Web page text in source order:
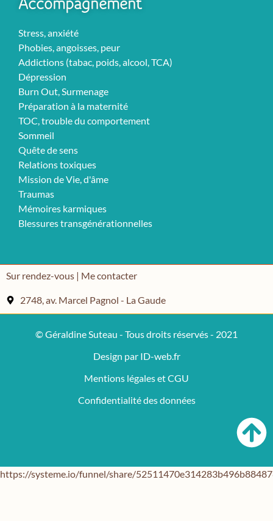
Accompagnement
Stress, anxiété
Phobies, angoisses, peur
Addictions (tabac, poids, alcool, TCA)
Dépression
Burn Out, Surmenage
Préparation à la maternité
TOC, trouble du comportement
Sommeil
Quête de sens
Relations toxiques
Mission de Vie, d'âme
Traumas
Mémoires karmiques
Blessures transgénérationnelles
Sur rendez-vous | Me contacter
2748, av. Marcel Pagnol - La Gaude
© Géraldine Suteau - Tous droits réservés - 2021
Design par ID-web.fr
Mentions légales et CGU
Confidentialité des données
https://systeme.io/funnel/share/